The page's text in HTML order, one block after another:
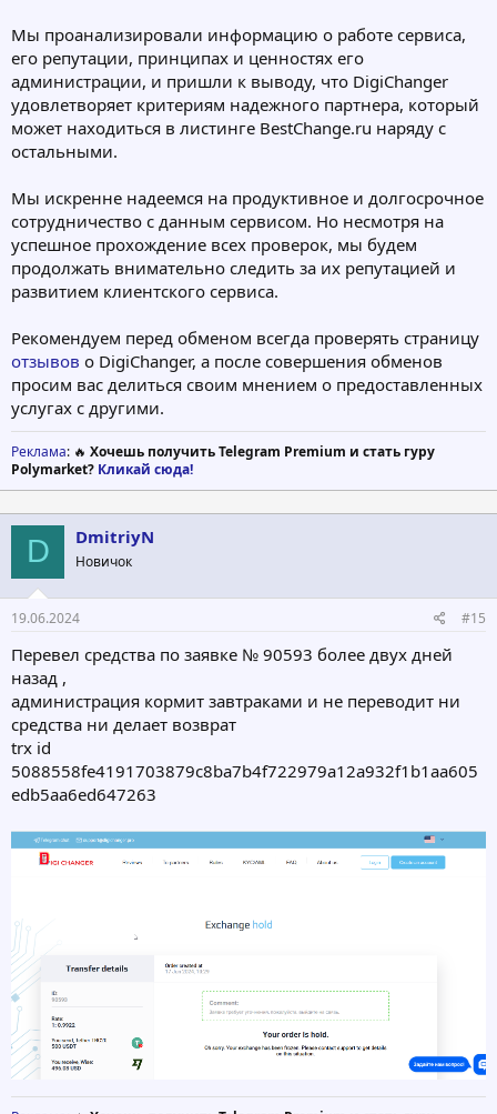
Мы проанализировали информацию о работе сервиса,
его репутации, принципах и ценностях его
администрации, и пришли к выводу, что DigiChanger
удовлетворяет критериям надежного партнера, который
может находиться в листинге BestChange.ru наряду с
остальными.
Мы искренне надеемся на продуктивное и долгосрочное
сотрудничество с данным сервисом. Но несмотря на
успешное прохождение всех проверок, мы будем
продолжать внимательно следить за их репутацией и
развитием клиентского сервиса.
Рекомендуем перед обменом всегда проверять страницу
отзывов о DigiChanger, а после совершения обменов
просим вас делиться своим мнением о предоставленных
услугах с другими.
Реклама: 🔥 Хочешь получить Telegram Premium и стать гуру
Polymarket? Кликай сюда!
D DmitriyN
Новичок
19.06.2024 #15
Перевел средства по заявке № 90593 более двух дней
назад ,
администрация кормит завтраками и не переводит ни
средства ни делает возврат
trx id
5088558fe4191703879c8ba7b4f722979a12a932f1b1aa605
edb5aa6ed647263